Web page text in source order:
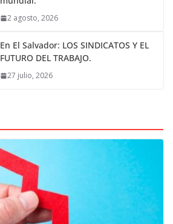
2 agosto, 2026
En El Salvador: LOS SINDICATOS Y EL
FUTURO DEL TRABAJO.
27 julio, 2026